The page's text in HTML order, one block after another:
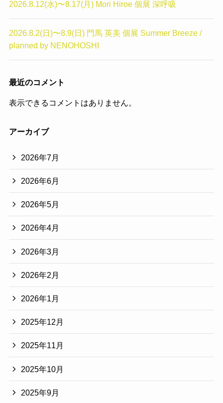
2026.8.12(水)〜8.17(月) Mori Hiroe 個展 深呼吸
2026.8.2(日)〜8.9(日) 門馬 英美 個展 Summer Breeze /
planned by NENOHOSHI
最近のコメント
表示できるコメントはありません。
アーカイブ
2026年7月
2026年6月
2026年5月
2026年4月
2026年3月
2026年2月
2026年1月
2025年12月
2025年11月
2025年10月
2025年9月